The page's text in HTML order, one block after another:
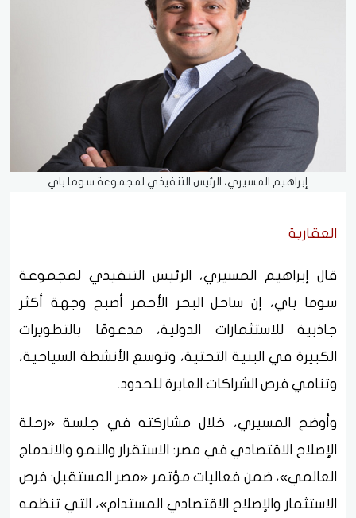
إبراهيم المسيري، الرئيس التنفيذي لمجموعة سوما باي
العقارية
قال إبراهيم المسيري، الرئيس التنفيذي لمجموعة
سوما باي، إن ساحل البحر الأحمر أصبح وجهة أكثر
جاذبية للاستثمارات الدولية، مدعومًا بالتطويرات
الكبيرة في البنية التحتية، وتوسع الأنشطة السياحية،
وتنامي فرص الشراكات العابرة للحدود.
وأوضح المسيري، خلال مشاركته في جلسة «رحلة
الإصلاح الاقتصادي في مصر: الاستقرار والنمو والاندماج
العالمي»، ضمن فعاليات مؤتمر «مصر المستقبل: فرص
الاستثمار والإصلاح الاقتصادي المستدام»، التي تنظمه